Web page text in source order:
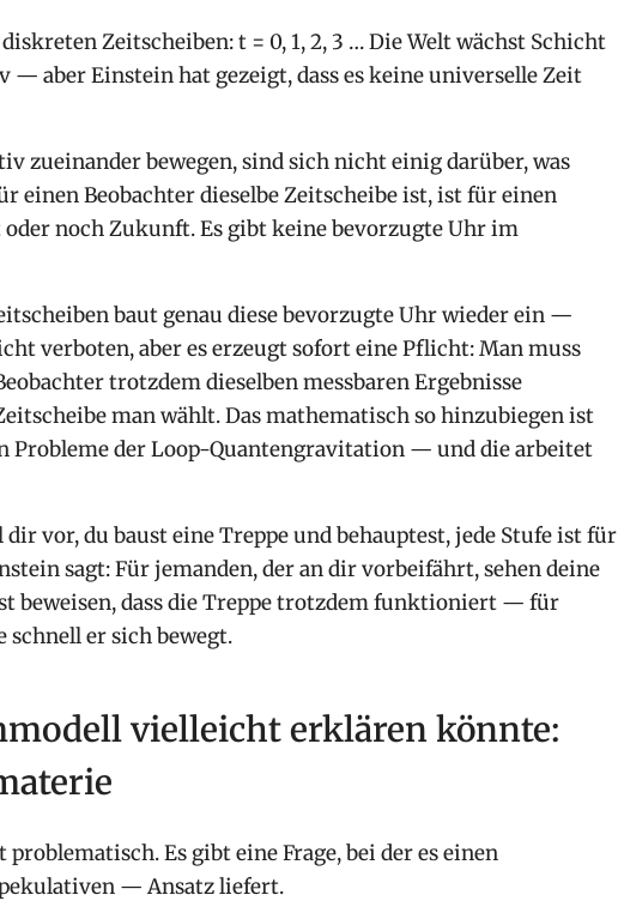
Zeitscheiben: t = 0, 1, 2, 3 … Die Welt wächst Schicht
aber Einstein hat gezeigt, dass es keine universelle Zeit
zueinander bewegen, sind sich nicht einig darüber, was
einen Beobachter dieselbe Zeitscheibe ist, ist für einen
oder noch Zukunft. Es gibt keine bevorzugte Uhr im
baut genau diese bevorzugte Uhr wieder ein —
verboten, aber es erzeugt sofort eine Pflicht: Man muss
trotzdem dieselben messbaren Ergebnisse
man wählt. Das mathematisch so hinzubiegen ist
Probleme der Loop-Quantengravitation — und die arbeitet
dir vor, du baust eine Treppe und behauptest, jede Stufe ist für
sagt: Für jemanden, der an dir vorbeifährt, sehen deine
beweisen, dass die Treppe trotzdem funktioniert — für
schnell er sich bewegt.
vielleicht erklären könnte:
Es gibt eine Frage, bei der es einen
— Ansatz liefert.